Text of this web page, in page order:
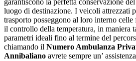
garantiscono la perfetta conservazione
luogo di destinazione. I veicoli attrezzati
trasporto posseggono al loro interno
il controllo della temperatura, in maniera
parametri ideali fino al termine del
chiamando il Numero Ambulanza
Annibaliano avrete sempre un’